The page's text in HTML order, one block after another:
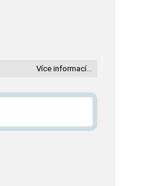
Více informací…